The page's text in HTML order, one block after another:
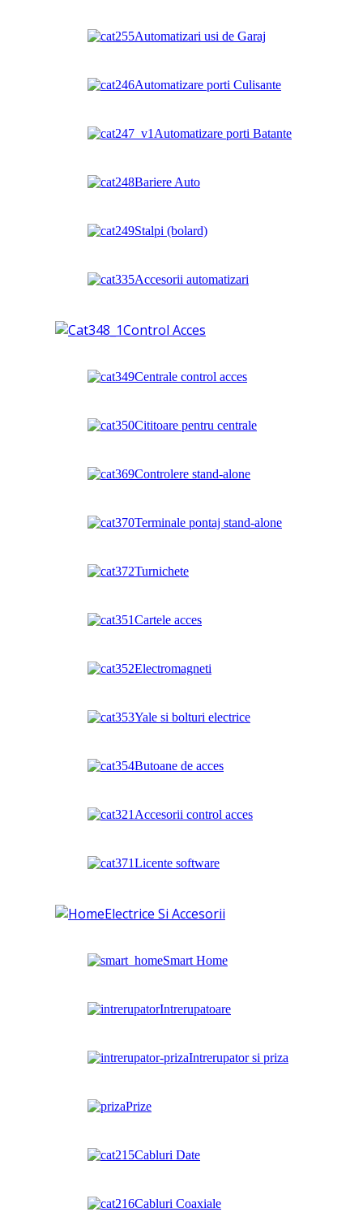
Automatizari usi de Garaj
Automatizare porti Culisante
Automatizare porti Batante
Bariere Auto
Stalpi (bolard)
Accesorii automatizari
Control Acces
Centrale control acces
Cititoare pentru centrale
Controlere stand-alone
Terminale pontaj stand-alone
Turnichete
Cartele acces
Electromagneti
Yale si bolturi electrice
Butoane de acces
Accesorii control acces
Licente software
Electrice Si Accesorii
Smart Home
Intrerupatoare
Intrerupator si priza
Prize
Cabluri Date
Cabluri Coaxiale